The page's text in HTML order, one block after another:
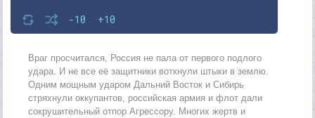
-10 +10
Враг просчитался, Россия не пала от первого подлого
удара. И не все её защитники воткнули штыки в землю.
Одним мощным ударом Дальний Восток и Сибирь
стряхнули оккупантов, российская армия и флот дали
сокрушительный отпор Агрессору. Многих жертв и